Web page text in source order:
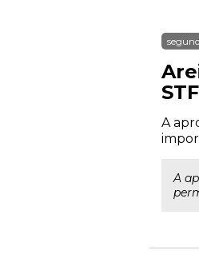
STF
A
A